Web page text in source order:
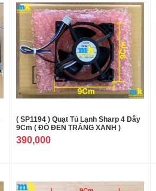
( SP1194 ) Quạt Tủ Lạnh Sharp 4 Dây
9Cm ( ĐỎ ĐEN TRẮNG XANH )
390,000